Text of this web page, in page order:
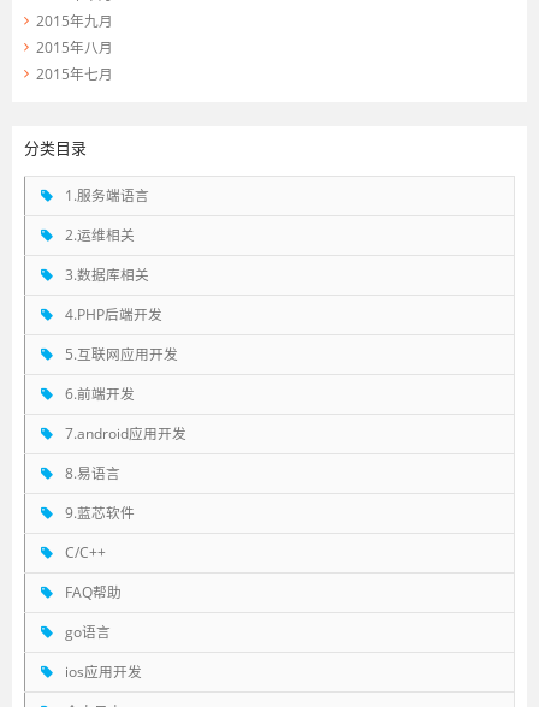
2015年九月
2015年八月
2015年七月
分类目录
1.服务端语言
2.运维相关
3.数据库相关
4.PHP后端开发
5.互联网应用开发
6.前端开发
7.android应用开发
8.易语言
9.蓝芯软件
C/C++
FAQ帮助
go语言
ios应用开发